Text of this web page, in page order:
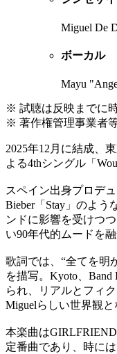
Miguel De
ボーカル
Mayu
※ 試聴は反映までに
※ 著作権管理事業者
2025年12月に結成、
よる4thシングル「
スペイン出身プロデ
Bieber「Stay」のよう
ンドに影響を受けつ
い90年代的ムードを
歌詞では、“全てを明
を描写。Kyoto、Band
られ、リアルとフィ
Miguelらしい世界観と
本楽曲は
定番曲であり、時に